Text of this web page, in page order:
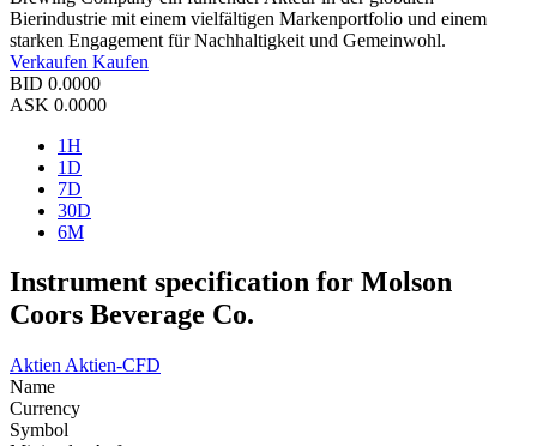
Bierindustrie mit einem vielfältigen Markenportfolio und einem
starken Engagement für Nachhaltigkeit und Gemeinwohl.
Verkaufen Kaufen
BID 0.0000
ASK 0.0000
1H
1D
7D
30D
6M
Instrument specification for Molson
Coors Beverage Co.
Aktien Aktien-CFD
Name
Currency
Symbol